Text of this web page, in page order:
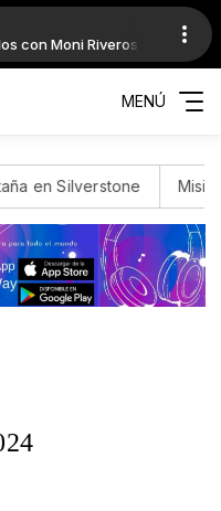
con Moni Riveros
MENÚ
Silverstone Misión